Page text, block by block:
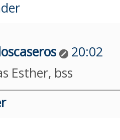
20:02
Esther, bss